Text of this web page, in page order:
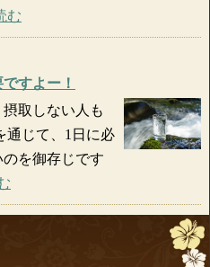
む
すよー！
取しない人も
通じて、1日に必
を御存じです